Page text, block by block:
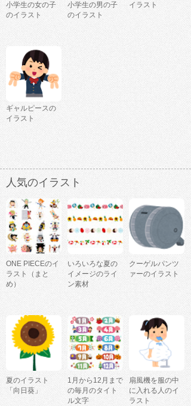
小学生の女の子
のイラスト
小学生の男の子
のイラスト
イラスト
ギャルピースの
イラスト
人気のイラスト
ONE PIECEのイ
ラスト（まと
め）
いろいろな夏の
イメージのライ
ン素材
クーゲルパンツ
ァーのイラスト
夏のイラスト
「向日葵」
1月から12月まで
の毎月のタイト
ル文字
扇風機を服の中
に入れる人のイ
ラスト